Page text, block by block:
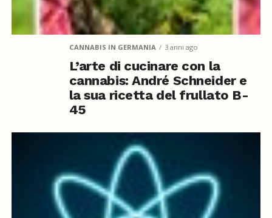
CANNABIS IN GERMANIA 3 anni ago
L’arte di cucinare con la
cannabis: André Schneider e
la sua ricetta del frullato B-
45